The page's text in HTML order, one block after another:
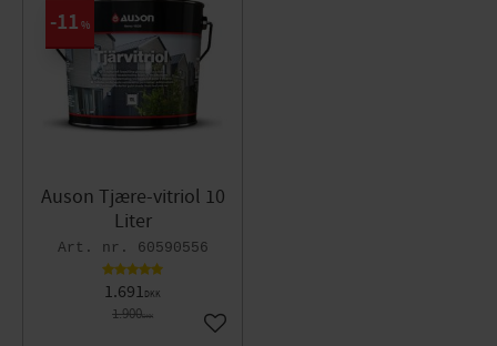
Auson Tjære-vitriol 10
Liter
60590556
1.691DKK
1.900DKK
11 %
Gem som favorit